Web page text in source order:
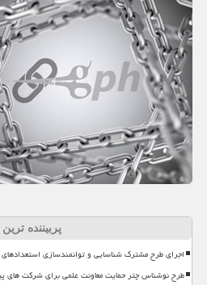
پربیننده ترین
اجرای طرح مشترک شناسایی و توانمندسازی استعدادهای
طرح نوشناس چتر حمایت معاونت علمی برای شرکت های